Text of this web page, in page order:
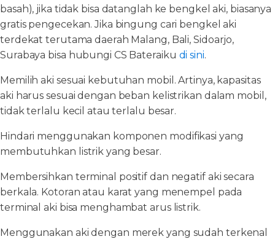
basah), jika tidak bisa datanglah ke bengkel aki, biasanya
gratis pengecekan. Jika bingung cari bengkel aki
terdekat terutama daerah Malang, Bali, Sidoarjo,
Surabaya bisa hubungi CS Bateraiku di sini.
Memilih aki sesuai kebutuhan mobil. Artinya, kapasitas
aki harus sesuai dengan beban kelistrikan dalam mobil,
tidak terlalu kecil atau terlalu besar.
Hindari menggunakan komponen modifikasi yang
membutuhkan listrik yang besar.
Membersihkan terminal positif dan negatif aki secara
berkala. Kotoran atau karat yang menempel pada
terminal aki bisa menghambat arus listrik.
Menggunakan aki dengan merek yang sudah terkenal